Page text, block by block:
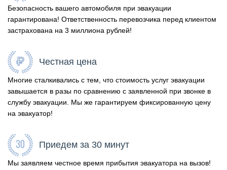
Безопасность вашего автомобиля при эвакуации
гарантирована! Ответственность перевозчика перед клиентом
застрахована на 3 миллиона рублей!
Честная цена
Многие сталкивались с тем, что стоимость услуг эвакуации
завышается в разы по сравнению с заявленной при звонке в
службу эвакуации. Мы же гарантируем фиксированную цену
на эвакуатор!
Приедем за 30 минут
Мы заявляем честное время прибытия эвакуатора на вызов!